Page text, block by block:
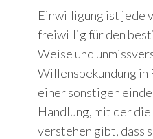
Einwilligung ist jede
freiwillig für den
Weise und
Willensbekundung in
einer sonstigen
Handlung, mit der
verstehen gibt, dass